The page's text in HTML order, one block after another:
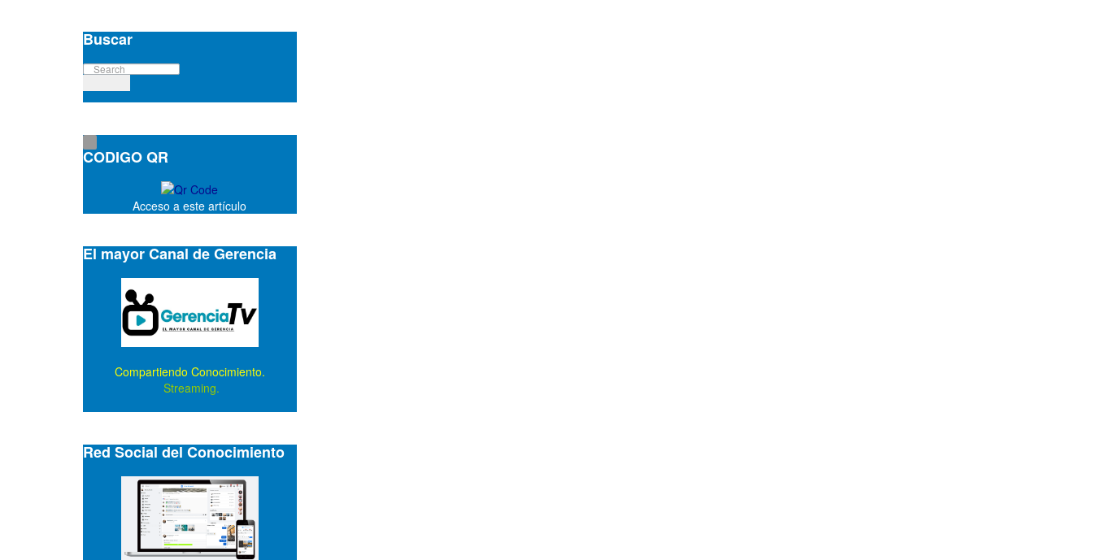
Buscar
CODIGO QR
Acceso a este artículo
El mayor Canal de Gerencia
Compartiendo Conocimiento.
Streaming.
Red Social del Conocimiento